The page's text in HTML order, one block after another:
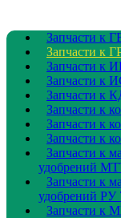
Запчасти к
Запчасти к
Запчасти к
Запчасти к
Запчасти к
Запчасти к
Запчасти к
Запчасти к
Запчасти к
удобрений
Запчасти к
удобрений РУ
Запчасти к